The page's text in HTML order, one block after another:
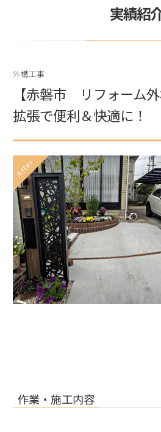
実績紹
外構工事
【赤磐市 リフォーム
拡張で便利＆快適に！
After
作業・施工内容